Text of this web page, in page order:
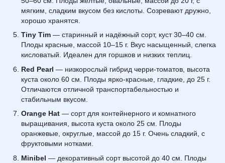
мягким, сладким вкусом без кислоты. Созревают дружно,
хорошо хранятся.
Tiny Tim — старинный и надёжный сорт, куст 30–40 см.
Плоды красные, массой 10–15 г. Вкус насыщенный, слегка
кисловатый. Идеален для горшков и низких теплиц.
Red Pearl — низкорослый гибрид черри-томатов, высота
куста около 60 см. Плоды ярко-красные, гладкие, до 25 г.
Отличаются отличной транспортабельностью и
стабильным вкусом.
Orange Hat — сорт для контейнерного и комнатного
выращивания, высота куста около 25 см. Плоды
оранжевые, округлые, массой до 15 г. Очень сладкий, с
фруктовыми нотками.
Minibel — декоративный сорт высотой до 40 см. Плоды